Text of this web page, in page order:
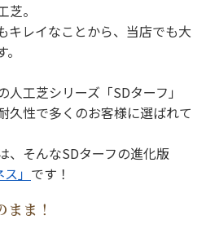
。
キレイなことから、当店でも大
工芝シリーズ「SDターフ」
久性で多くのお客様に選ばれて
、そんなSDターフの進化版
」 です！
ま！